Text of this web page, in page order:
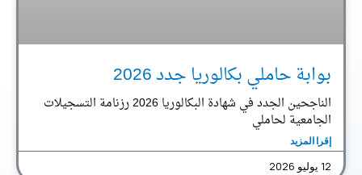
بوابة حاملي بكالوريا جدد 2026
الناجحين الجدد في شهادة البكالوريا 2026 رزنامة التسجيلات
الجامعية لحاملي
إقرا المزيد
12 يوليو 2026